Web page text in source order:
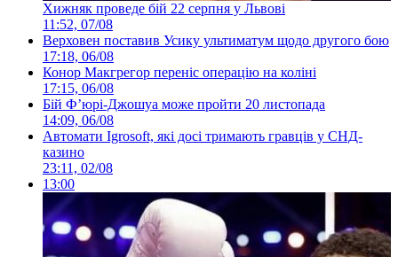
Хижняк проведе бій 22 серпня у Львові
11:52, 07/08
Верховен поставив Усику ультиматум щодо другого бою
17:18, 06/08
Конор Макгрегор переніс операцію на коліні
17:15, 06/08
Бій Ф’юрі-Джошуа може пройти 20 листопада
14:09, 06/08
Автомати Igrosoft, які досі тримають гравців у СНД-
казино
23:11, 02/08
13:00